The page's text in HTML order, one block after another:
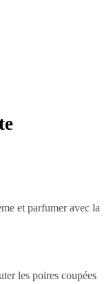
et parfumer avec la
les poires coupées